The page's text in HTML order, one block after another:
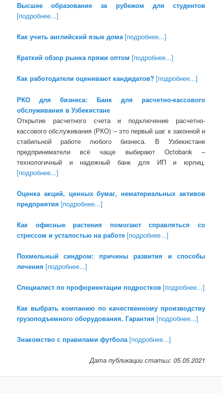
Высшее образование за рубежом для студентов
[подробнее...]
Как учить английский язык дома [подробнее...]
Краткий обзор рынка пряжи оптом [подробнее...]
Как работодатели оценивают кандидатов? [подробнее...]
РКО для бизнеса: Банк для расчетно-кассового
обслуживания в Узбекистане
Открытие расчетного счета и подключение расчетно-
кассового обслуживания (РКО) – это первый шаг к законной и
стабильной работе любого бизнеса. В Узбекистане
предприниматели всё чаще выбирают Octobank –
технологичный и надежный банк для ИП и юрлиц.
[подробнее...]
Оценка акций, ценных бумаг, нематериальных активов
предприятия [подробнее...]
Как офисные растения помогают справляться со
стрессом и усталостью на работе [подробнее...]
Похмельный синдром: причины развития и способы
лечения [подробнее...]
Специалист по профориентации подростков [подробнее...]
Как выбрать компанию по качественному производству
грузоподъемного оборудования. Гарантия [подробнее...]
Знакомство с правилами футбола [подробнее...]
Дата публикации статьи: 05.05.2021